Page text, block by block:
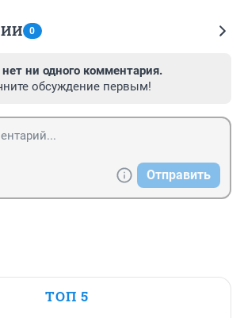
0
ни одного комментария.
обсуждение первым!
Отправить
ТОП 5